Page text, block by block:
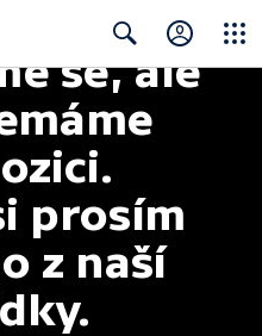
Search
se, ale
prosím
z naší